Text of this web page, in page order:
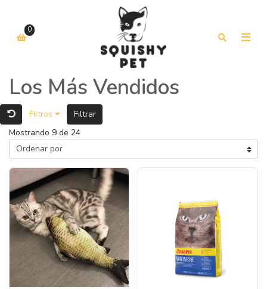
0
Los Más Vendidos
Filtros
Filtrar
Mostrando 9 de 24